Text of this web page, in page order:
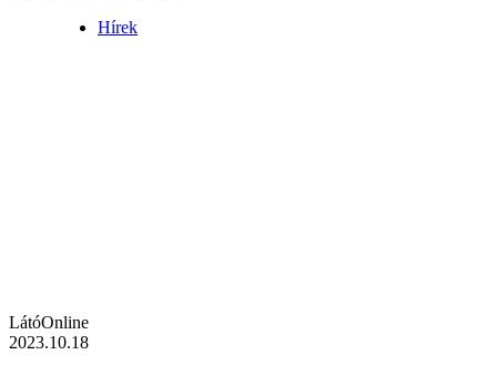
Hírek
LátóOnline
2023.10.18